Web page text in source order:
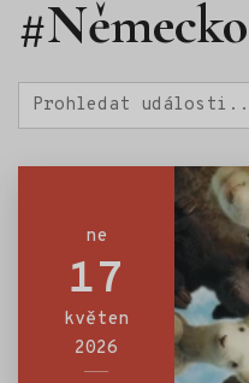
#Německo
Hledat
ne
17
květen
2026